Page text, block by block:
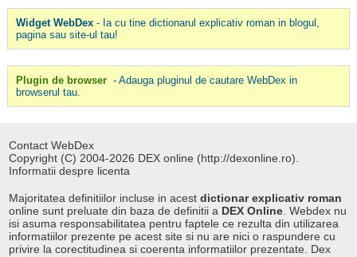
Widget WebDex- Ia cu tine dictionarul explicativ roman in blogul,
pagina sau site-ul tau!
Plugin de browser - Adauga pluginul de cautare WebDex in
browserul tau.
Contact WebDex
Copyright (C) 2004-2026 DEX online (http://dexonline.ro).
Informatii despre licenta
Majoritatea definitiilor incluse in acestdictionar explicativ roman
online sunt preluate din baza de definitii a DEX Online . Webdex nu
isi asuma responsabilitatea pentru faptele ce rezulta din utilizarea
informatiilor prezente pe acest site si nu are nici o raspundere cu
privire la corectitudinea si coerenta informatiilor prezentate. Dex